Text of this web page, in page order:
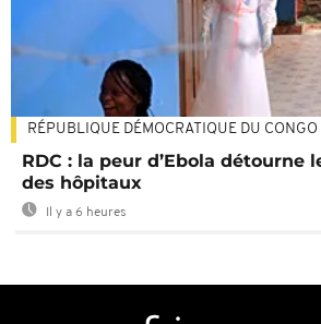
RÉPUBLIQUE DÉMOCRATIQUE DU CONGO
RDC : la peur d’Ebola détourne
des hôpitaux
Il y a 6 heures